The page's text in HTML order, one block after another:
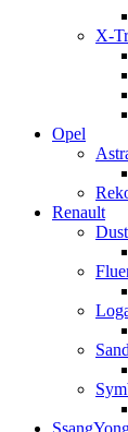
X-
Opel
Renault